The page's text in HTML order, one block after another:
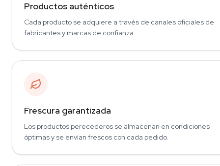
Productos auténticos
Cada producto se adquiere a través de canales oficiales de
fabricantes y marcas de confianza.
Frescura garantizada
Los productos perecederos se almacenan en condiciones
óptimas y se envían frescos con cada pedido.